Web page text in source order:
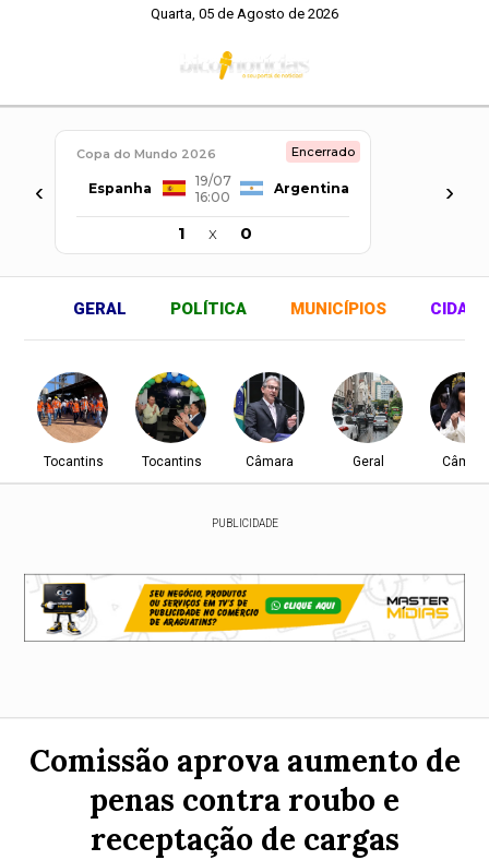
Quarta, 05 de Agosto de 2026
‹
Copa do Mundo 2026 Encerrado
Espanha
19/07
16:00
Argentina
1 x 0
›
GERAL POLÍTICA MUNICÍPIOS
Tocantins Tocantins Câmara Geral
PUBLICIDADE
Comissão aprova aumento de
penas contra roubo e
receptação de cargas